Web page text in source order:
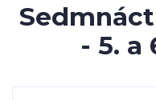
- 5. a